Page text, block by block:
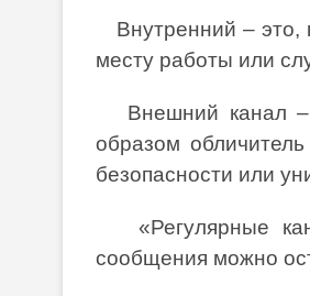
Внутренний – это,
месту работы или
Внешний канал –
образом
безопасности или
«Регулярные
сообщения можно